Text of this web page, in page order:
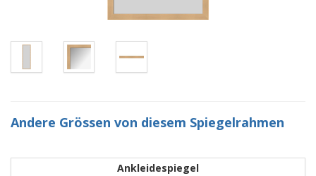
Andere Grössen von diesem Spiegelrahmen
Ankleidespiegel